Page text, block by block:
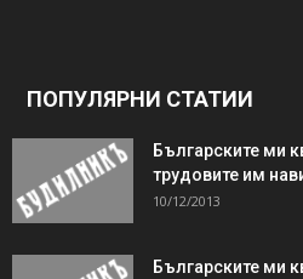
ПОПУЛЯРНИ СТАТИИ
Българските ми
трудовите им
10/12/2013
Българските ми